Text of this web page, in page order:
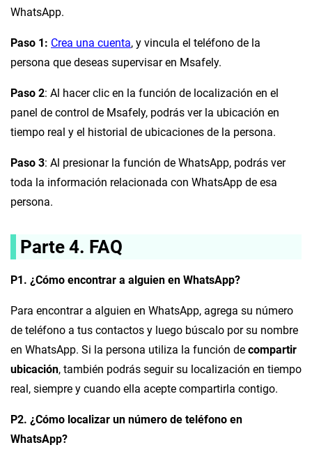
WhatsApp.
Paso 1: Crea una cuenta, y vincula el teléfono de la
persona que deseas supervisar en Msafely.
Paso 2: Al hacer clic en la función de localización en el
panel de control de Msafely, podrás ver la ubicación en
tiempo real y el historial de ubicaciones de la persona.
Paso 3: Al presionar la función de WhatsApp, podrás ver
toda la información relacionada con WhatsApp de esa
persona.
Parte 4. FAQ
P1. ¿Cómo encontrar a alguien en WhatsApp?
Para encontrar a alguien en WhatsApp, agrega su número
de teléfono a tus contactos y luego búscalo por su nombre
en WhatsApp. Si la persona utiliza la función de compartir
ubicación, también podrás seguir su localización en tiempo
real, siempre y cuando ella acepte compartirla contigo.
P2. ¿Cómo localizar un número de teléfono en
WhatsApp?